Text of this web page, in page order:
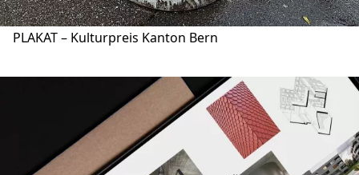
PLAKAT – Kulturpreis Kanton Bern